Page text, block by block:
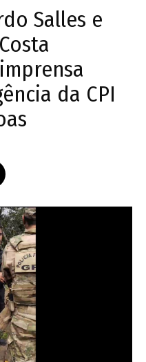
Salles e
da CPI